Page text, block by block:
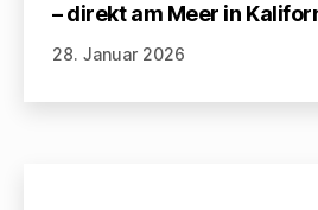
– direkt am Meer in
28. Januar 2026